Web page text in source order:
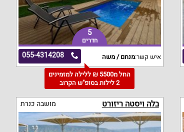
5
חדרים
055-4314208 איש קשר:מנחם / משה
החל מ5500 ₪ ללילה למזמינים
2 לילות בסופ"ש הקרוב
בלה ויסטה ריזורט מושבה כנרת